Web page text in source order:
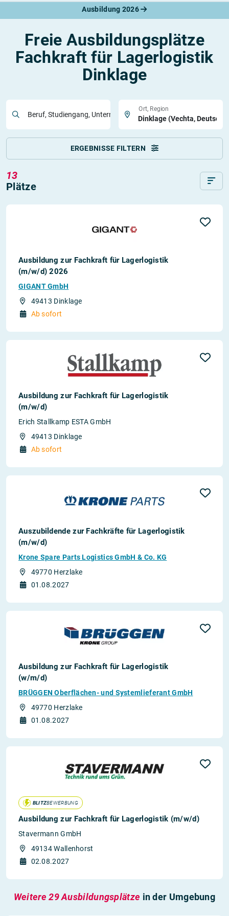
Ausbildung 2026
Freie Ausbildungsplätze
Fachkraft für Lagerlogistik
Dinklage
Beruf, Studiengang, Unternehmen
Ort, Region
ERGEBNISSE FILTERN
13
Plätze
Ausbildung zur Fachkraft für Lagerlogistik
(m/w/d) 2026
GIGANT GmbH
49413 Dinklage
Ab sofort
Ausbildung zur Fachkraft für Lagerlogistik
(m/w/d)
Erich Stallkamp ESTA GmbH
49413 Dinklage
Ab sofort
Auszubildende zur Fachkräfte für Lagerlogistik
(m/w/d)
Krone Spare Parts Logistics GmbH & Co. KG
49770 Herzlake
01.08.2027
Ausbildung zur Fachkraft für Lagerlogistik
(w/m/d)
BRÜGGEN Oberflächen- und Systemlieferant GmbH
49770 Herzlake
01.08.2027
BLITZBEWERBUNG
Ausbildung zur Fachkraft für Lagerlogistik (m/w/d)
Stavermann GmbH
49134 Wallenhorst
02.08.2027
Weitere 29 Ausbildungsplätze in der Umgebung